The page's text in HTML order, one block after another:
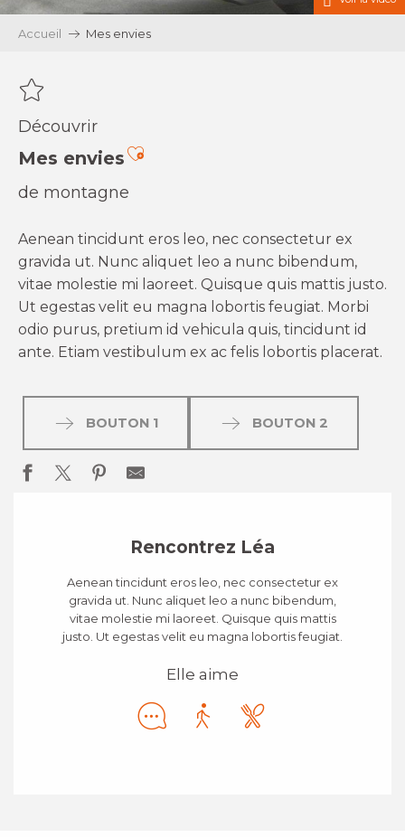
Accueil Mes envies
Découvrir
Mes enviesAjouter aux favoris
de montagne
Aenean tincidunt eros leo, nec consectetur ex
gravida ut. Nunc aliquet leo a nunc bibendum,
vitae molestie mi laoreet. Quisque quis mattis justo.
Ut egestas velit eu magna lobortis feugiat. Morbi
odio purus, pretium id vehicula quis, tincidunt id
ante. Etiam vestibulum ex ac felis lobortis placerat.
BOUTON 1 BOUTON 2
Rencontrez Léa
Aenean tincidunt eros leo, nec consectetur ex
gravida ut. Nunc aliquet leo a nunc bibendum,
vitae molestie mi laoreet. Quisque quis mattis
justo. Ut egestas velit eu magna lobortis feugiat.
Elle aime